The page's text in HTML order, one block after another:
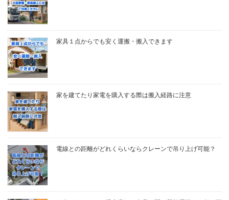
家具１点からでも安く運搬・搬入できます
家を建てたり家電を購入する際は搬入経路に注意
電線との距離がどれくらいならクレーンで吊り上げ可能？